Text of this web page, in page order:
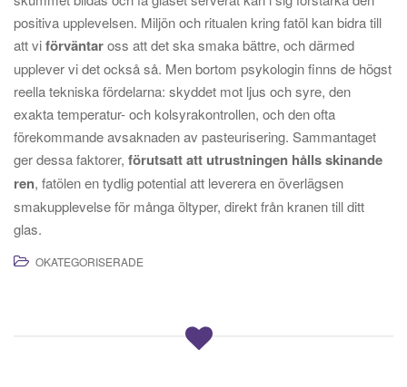
positiva upplevelsen. Miljön och ritualen kring fatöl kan bidra till
att viförväntaross att det ska smaka bättre, och därmed
upplever vi det också så. Men bortom psykologin finns de högst
reella tekniska fördelarna: skyddet mot ljus och syre, den
exakta temperatur- och kolsyrakontrollen, och den ofta
förekommande avsaknaden av pasteurisering. Sammantaget
ger dessa faktorer, förutsatt att utrustningen hålls skinande
ren, fatölen en tydlig potential att leverera en överlägsen
smakupplevelse för många öltyper, direkt från kranen till ditt
glas.
OKATEGORISERADE